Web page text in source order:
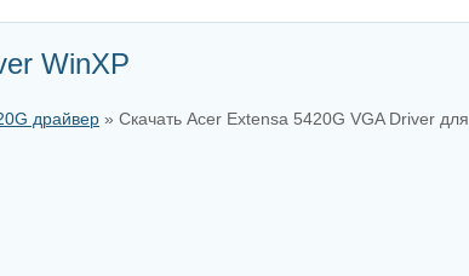
WinXP
драйвер » Скачать Acer Extensa 5420G VGA Driver для